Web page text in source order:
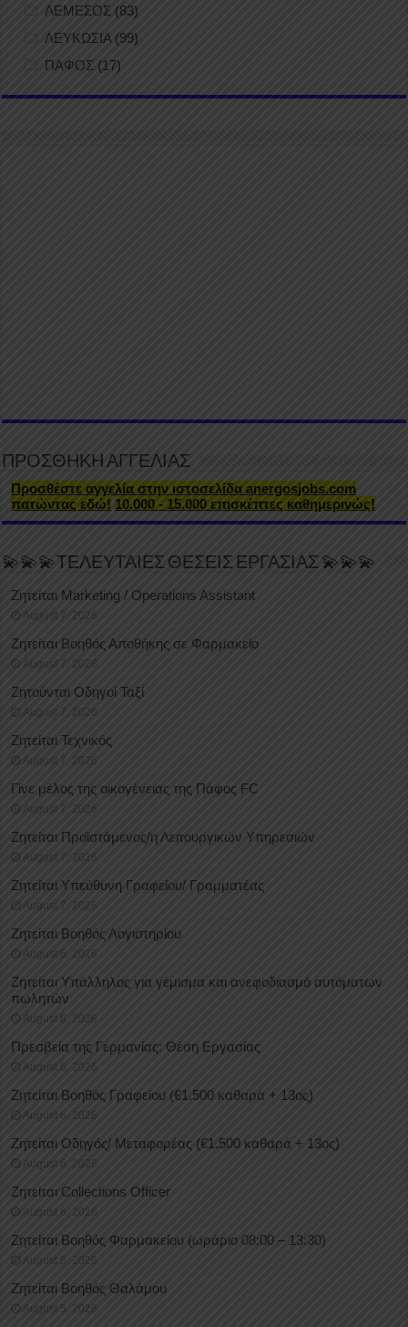
ΛΕΜΕΣΟΣ (83)
ΛΕΥΚΩΣΙΑ(99)
ΠΑΦΟΣ (17)
ΠΡΟΣΘΗΚΗ ΑΓΓΕΛΙΑΣ
Προσθέστε αγγελία στην ιστοσελίδα anergosjobs.com
πατώντας εδώ! 10.000 - 15.000 επισκέπτες καθημερινώς!
💫💫💫ΤΕΛΕΥΤΑΙΕΣ ΘΕΣΕΙΣ ΕΡΓΑΣΙΑΣ 💫💫💫
Ζητείται Marketing / Operations Assistant
August 7, 2026
Ζητείται Βοηθός Αποθήκης σε Φαρμακείο
August 7, 2026
Ζητούνται Οδηγοί Ταξί
August 7, 2026
Ζητείται Τεχνικός
August 7, 2026
Γίνε μέλος της οικογένειας της Πάφος FC
August 7, 2026
Ζητείται Προϊστάμενος/η Λειτουργικών Υπηρεσιών
August 7, 2026
Ζητείται Υπεύθυνη Γραφείου/ Γραμματέας
August 7, 2026
Ζητείται Βοηθός Λογιστηρίου
August 6, 2026
Ζητείται Υπάλληλος για γέμισμα και ανεφοδιασμό αυτόματων
πωλητών
August 6, 2026
Πρεσβεία της Γερμανίας: Θέση Εργασίας
August 6, 2026
Ζητείται Βοηθός Γραφείου (€1.500 καθαρά + 13ος)
August 6, 2026
Ζητείται Οδηγός/ Μεταφορέας (€1.500 καθαρά + 13ος)
August 6, 2026
Ζητείται Collections Officer
August 6, 2026
Ζητείται Βοηθός Φαρμακείου (ωράριο 08:00 – 13:30)
August 5, 2026
Ζητείται Βοηθός Θαλάμου
August 5, 2026